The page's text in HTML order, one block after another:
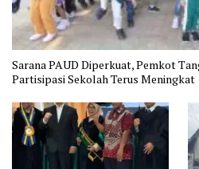
Sarana PAUD Diperkuat, Pemkot
Partisipasi Sekolah Terus Meningkat